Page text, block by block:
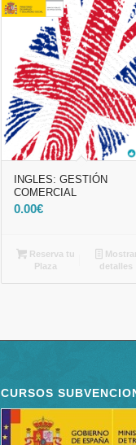
INGLES: GESTIÓN
COMERCIAL
0.00€
Reserva tu
Plaza
detalles
CURSOS